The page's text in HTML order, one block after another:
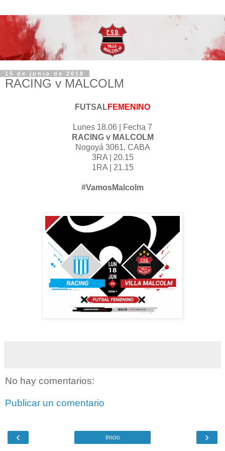
15 de junio de 2018
RACING v MALCOLM
FUTSALFEMENINO
Lunes 18.06 | Fecha 7
RACING v MALCOLM
Nogoyá 3061, CABA
3RA | 20.15
1RA | 21.15
#VamosMalcolm
No hay comentarios:
Publicar un comentario
‹ ›
Inicio